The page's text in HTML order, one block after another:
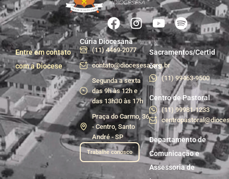
Entre em contato
com a Diocese
Cúria Diocesana
(11) 4469-2077
contato@diocesesa.org.br
Segunda a sexta
das 9h às 12h e
das 13h30 às 17h
Praça do Carmo, 36
- Centro, Santo
André - SP
Trabalhe conosco
Sacramentos/Certid
ões
(11) 99463-9500
Centro de Pastoral
(11) 99981-1233
Departamento de
Comunicação e
Assessoria de